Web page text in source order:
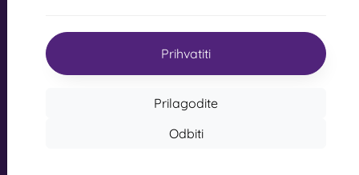
Prihvatiti
Prilagodite
Odbiti
dodatak. Uglavnom su izrađene od gume i silikona i
mogu pružiti kvalitetnu zaštitu. Među najomiljenijim
markama su Karl Lagerfeld, Guess, Marvel i Ferrari.
Od kojih se materijala izrađuju maske za mobitel?
Maskice za telefon izrađuju se od raznih materijala. Ponekad
Pišite nam